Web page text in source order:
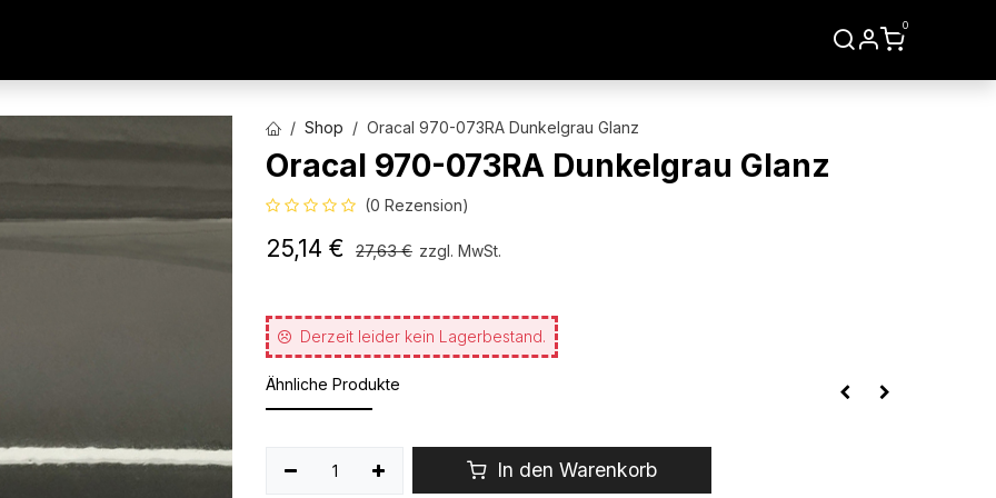
0
Shop Oracal 970-073RA Dunkelgrau Glanz
Oracal 970-073RA Dunkelgrau Glanz
(0 Rezension)
25,14 € 27,63€ zzgl. MwSt.
Derzeit leider kein Lagerbestand.
Ähnliche Produkte
In den Warenkorb